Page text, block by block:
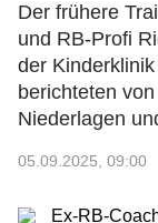
Der frühere
und RB-Profi
der
berichteten
Niederlagen
05.09.2025, 09:00